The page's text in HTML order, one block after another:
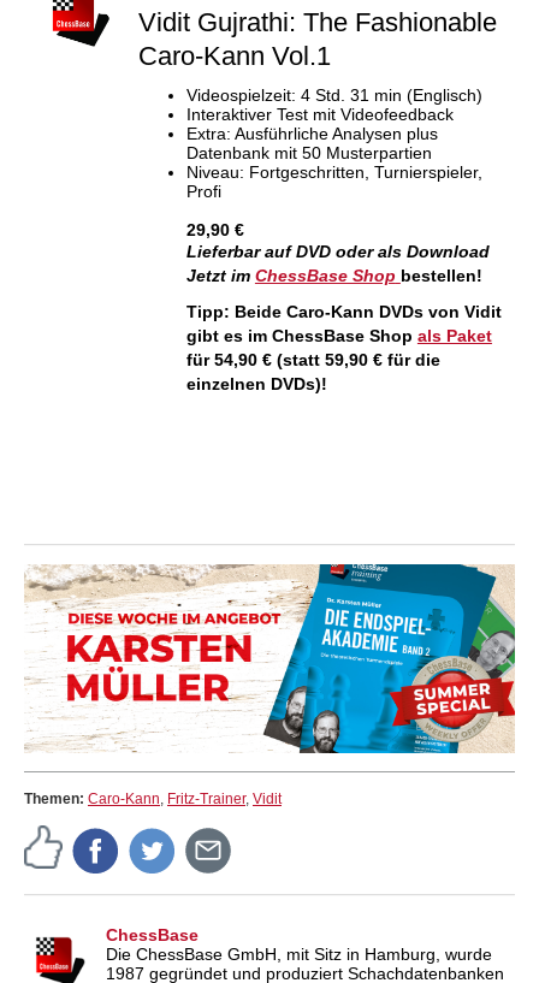
Vidit Gujrathi: The Fashionable
Caro-Kann Vol.1
Videospielzeit: 4 Std. 31 min (Englisch)
Interaktiver Test mit Videofeedback
Extra: Ausführliche Analysen plus
Datenbank mit 50 Musterpartien
Niveau: Fortgeschritten, Turnierspieler,
Profi
29,90 €
Lieferbar auf DVD oder als Download
Jetzt im ChessBase Shop bestellen!
Tipp: Beide Caro-Kann DVDs von Vidit
gibt es im ChessBase Shop als Paket
für 54,90 € (statt 59,90 € für die
einzelnen DVDs)!
Themen: Caro-Kann, Fritz-Trainer, Vidit
ChessBase
Die ChessBase GmbH, mit Sitz in Hamburg, wurde
1987 gegründet und produziert Schachdatenbanken